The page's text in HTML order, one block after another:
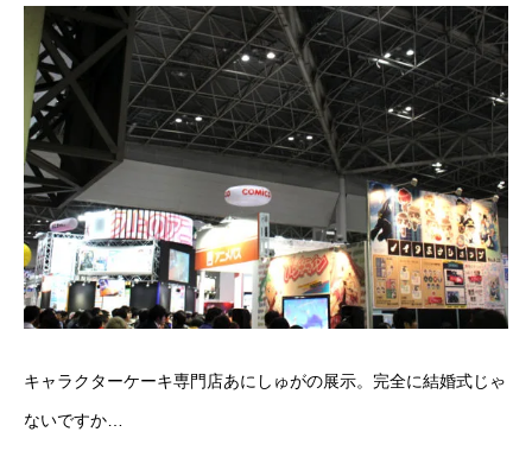
キャラクターケーキ専門店あにしゅがの展示。完全に結婚式じゃ
ないですか…